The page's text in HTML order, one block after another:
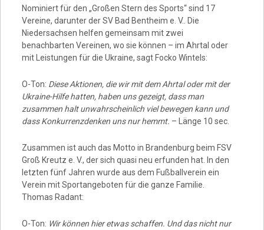
Nominiert für den „Großen Stern des Sports“ sind 17
Vereine, darunter der SV Bad Bentheim e. V.. Die
Niedersachsen helfen gemeinsam mit zwei
benachbarten Vereinen, wo sie können – im Ahrtal oder
mit Leistungen für die Ukraine, sagt Focko Wintels:
O-Ton: Diese Aktionen, die wir mit dem Ahrtal oder mit der
Ukraine-Hilfe hatten, haben uns gezeigt, dass man
zusammen halt unwahrscheinlich viel bewegen kann und
dass Konkurrenzdenken uns nur hemmt. – Länge 10 sec.
Zusammen ist auch das Motto in Brandenburg beim FSV
Groß Kreutz e. V., der sich quasi neu erfunden hat. In den
letzten fünf Jahren wurde aus dem Fußballverein ein
Verein mit Sportangeboten für die ganze Familie.
Thomas Radant:
O-Ton: Wir können hier etwas schaffen. Und das nicht nur